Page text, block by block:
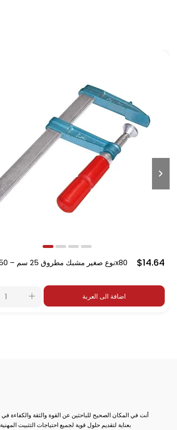
$14.64
اضافة الى العربة
أنت في المكان الصحيح للباحثين عن القوة والثقة والكفاءة
بعناية لتقديم حلول قوية لجميع احتياجات التثبيت